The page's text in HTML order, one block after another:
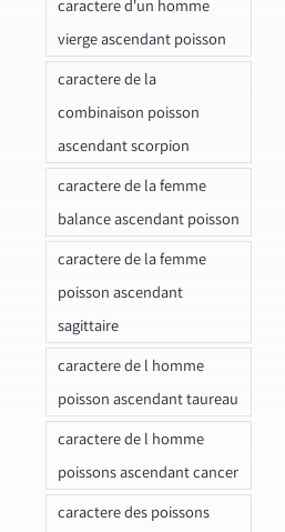
caractere d'un homme
vierge ascendant poisson
caractere de la
combinaison poisson
ascendant scorpion
caractere de la femme
balance ascendant poisson
caractere de la femme
poisson ascendant
sagittaire
caractere de l homme
poisson ascendant taureau
caractere de l homme
poissons ascendant cancer
caractere des poissons